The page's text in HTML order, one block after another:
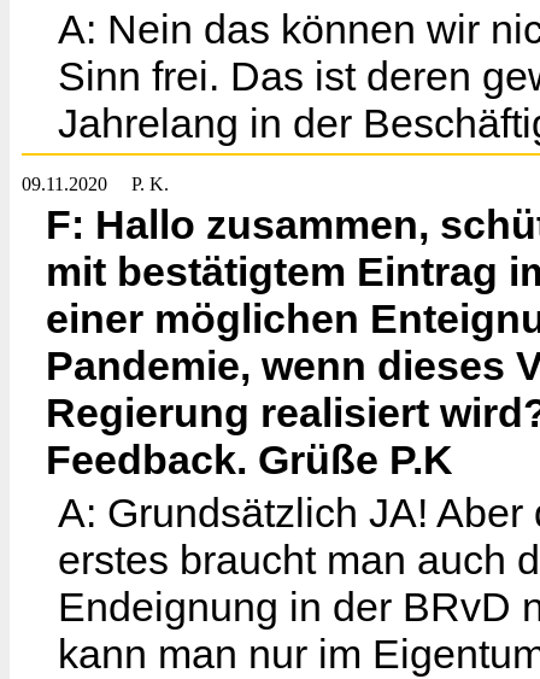
A: Nein das können wir
Sinn frei. Das ist deren
Jahrelang in der
09.11.2020 P. K.
F: Hallo zusammen,
mit bestätigtem Eintrag
einer möglichen
Pandemie, wenn dieses
Regierung realisiert
Feedback. Grüße P.K
A: Grundsätzlich JA!
erstes braucht man auch
Endeignung in der BRvD
kann man nur im